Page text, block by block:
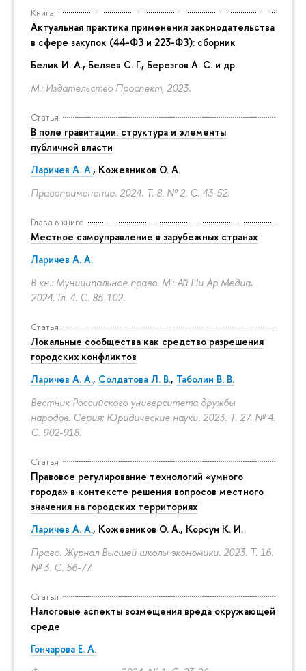
Книга
Актуальная практика применения законодательства
в сфере закупок (44-ФЗ и 223-ФЗ): сборник
Белик И. А., Беляев С. Г., Березгов А. С. и др.
М.: Издательство Проспект, 2023.
Статья
В поле гравитации: структура и элементы
публичной власти
Ларичев А. А., Кожевников О. А.
Правоприменение. 2024. Т. 8. № 2. С. 43-52.
Глава в книге
Местное самоуправление в зарубежных странах
Ларичев А. А.
В кн.: Муниципальное право. М.: Ай Пи Ар Медиа,
2024. Гл. 4. С. 85-102.
Статья
Локальные сообщества как средство разрешения
городских конфликтов
Ларичев А. А., Солдатова Л. В., Таболин В. В.
Вестник Российского университета дружбы
народов. Серия: Юридические науки. 2023. Т. 27. № 4.
С. 902-918.
Статья
Правовое регулирование технологий «умного
города» в контексте решения вопросов местного
значения на городских территориях
Ларичев А. А., Кожевников О. А., Корсун К. И.
Право. Журнал Высшей школы экономики. 2023. Т. 16.
№ 3. С. 56-77.
Статья
Налоговые аспекты возмещения вреда окружающей
среде
Гончарова Е. А.